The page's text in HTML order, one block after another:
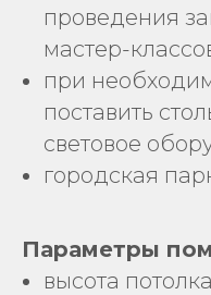
проведения
мастер-
при
поставить
световое
городская
Параметры
высота